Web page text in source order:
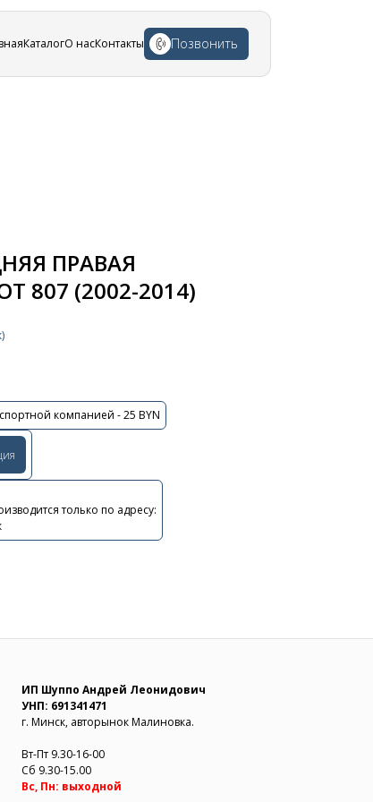
КаталогО насКонтакты Позвонить
ПРАВАЯ
807 (2002-2014)
компанией - 25 BYN
только по адресу:
ИП Шуппо Андрей Леонидович
УНП: 691341471
г. Минск, авторынок Малиновка.
Вт-Пт 9.30-16-00
Сб 9.30-15.00
Вс, Пн: выходной